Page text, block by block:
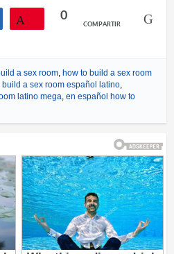
0
COMPARTIR
a sex room, how to build a sex room
build a sex room español latino,
latino mega, en español how to